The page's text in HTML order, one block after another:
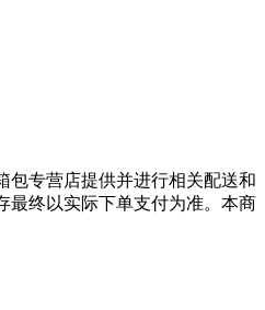
包专营店提供并进行相关配送和
最终以实际下单支付为准。本商